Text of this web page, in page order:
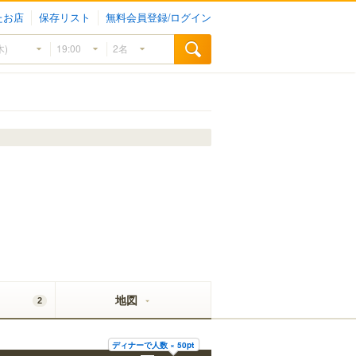
お店 保存リスト 無料会員登録/ログイン
2 地図
ディナーで人数 × 50pt